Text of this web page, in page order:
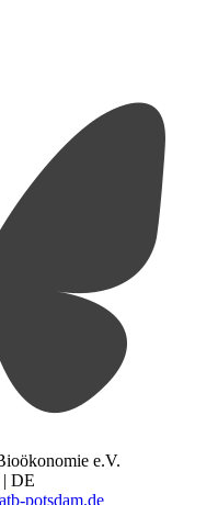
e.V.
DE
atb-potsdam.de